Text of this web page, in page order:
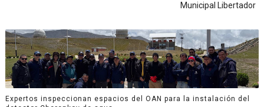
Municipal Libertador
Expertos inspeccionan espacios del OAN para la instalación del